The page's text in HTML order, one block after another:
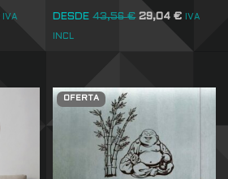
IVA DESDE 43,56€ 29,04€ IVA
INCL
OFERTA